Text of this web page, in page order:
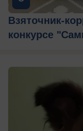
Взяточник-
конкурсе